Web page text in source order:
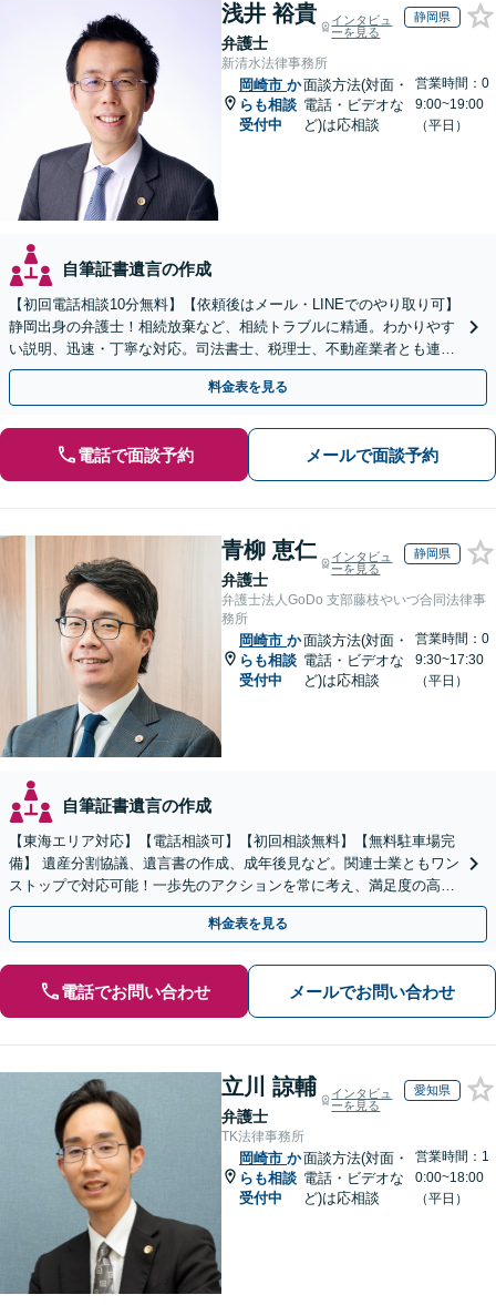
浅井 裕貴
弁護士
インタビュ
ーを見る
静岡県
新清水法律事務所
岡崎市 か
らも相談
受付中
面談方法(対面・
電話・ビデオな
ど)は応相談
営業時間：0
9:00~19:00
（平日）
自筆証書遺言の作成
【初回電話相談10分無料】【依頼後はメール・LINEでのやり取り可】
静岡出身の弁護士！相続放棄など、相続トラブルに精通。わかりやす
い説明、迅速・丁寧な対応。司法書士、税理士、不動産業者とも連携
し、遺産相続をトータルサポート【完全個室相談】
料金表を見る
電話で面談予約 メールで面談予約
青柳 恵仁
弁護士
インタビュ
ーを見る
静岡県
弁護士法人GoDo 支部藤枝やいづ合同法律事
務所
岡崎市 か
らも相談
受付中
面談方法(対面・
電話・ビデオな
ど)は応相談
営業時間：0
9:30~17:30
（平日）
自筆証書遺言の作成
【東海エリア対応】【電話相談可】【初回相談無料】【無料駐車場完
備】 遺産分割協議、遺言書の作成、成年後見など。関連士業ともワン
ストップで対応可能！一歩先のアクションを常に考え、満足度の高い
解決を目指します
料金表を見る
電話でお問い合わせ メールでお問い合わせ
立川 諒輔
弁護士
インタビュ
ーを見る
愛知県
TK法律事務所
岡崎市 か
らも相談
受付中
面談方法(対面・
電話・ビデオな
ど)は応相談
営業時間：1
0:00~18:00
（平日）